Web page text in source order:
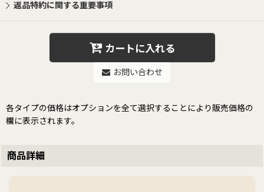
返品特約に関する重要事項
カートに入れる
お問い合わせ
各タイプの価格はオプションを全て選択することにより販売価格の
欄に表示されます。
商品詳細